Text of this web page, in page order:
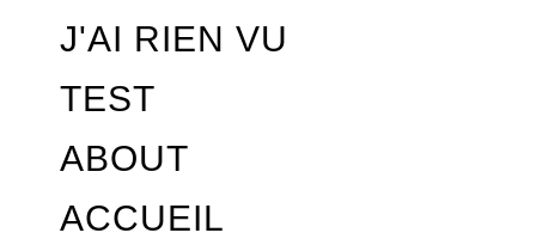
J'AI RIEN VU
TEST
ABOUT
ACCUEIL